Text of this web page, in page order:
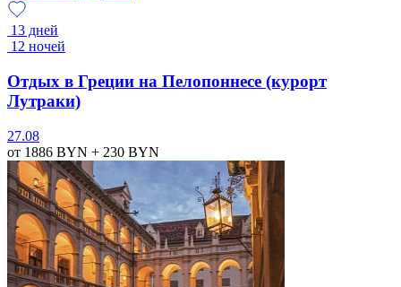
13 дней
12 ночей
Отдых в Греции на Пелопоннесе (курорт
Лутраки)
27.08
от 1886 BYN + 230 BYN